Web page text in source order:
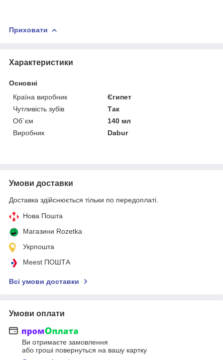
Приховати
Характеристики
Основні
Країна виробник
Єгипет
Чутливість зубів
Так
Об`єм
140 мл
Виробник
Dabur
Умови доставки
Доставка здійснюється тільки по передоплаті.
Нова Пошта
Магазини Rozetka
Укрпошта
Meest ПОШТА
Всі умови доставки
Умови оплати
Ви отримаєте замовлення
або гроші повернуться на вашу картку